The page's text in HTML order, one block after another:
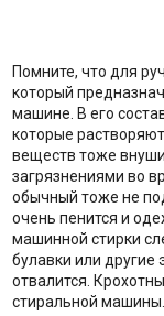
Помните, что для
который
машине. В его
которые
веществ тоже
загрязнениями во
обычный тоже не
очень пенится и
машинной стирки
булавки или другие
отвалится.
стиральной машины.